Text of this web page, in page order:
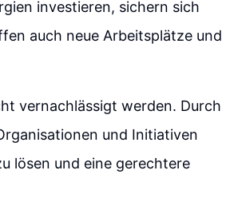
investieren, sichern sich
auch neue Arbeitsplätze und
vernachlässigt werden. Durch
und Initiativen
lösen und eine gerechtere